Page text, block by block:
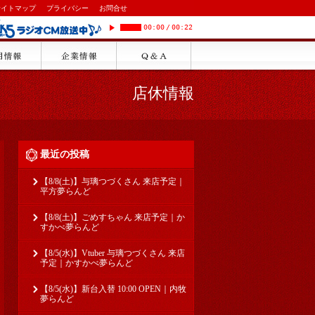
トマップ プライバシー お問合せ
00:00 / 00:22
店休情報
最近の投稿
【8/8(土)】与璃つづくさん 来店予定｜
平方夢らんど
【8/8(土)】ごめすちゃん 来店予定｜か
すかべ夢らんど
【8/5(水)】Vtuber 与璃つづくさん 来店
予定｜かすかべ夢らんど
【8/5(水)】新台入替 10:00 OPEN｜内牧
夢らんど